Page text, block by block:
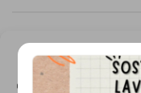
Questo sito fa uso di cookie,
La società
17 Giugno 2014